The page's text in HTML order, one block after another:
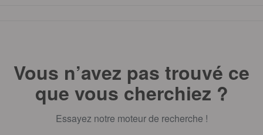
Vous n’avez pas trouvé ce
que vous cherchiez ?
Essayez notre moteur de recherche !